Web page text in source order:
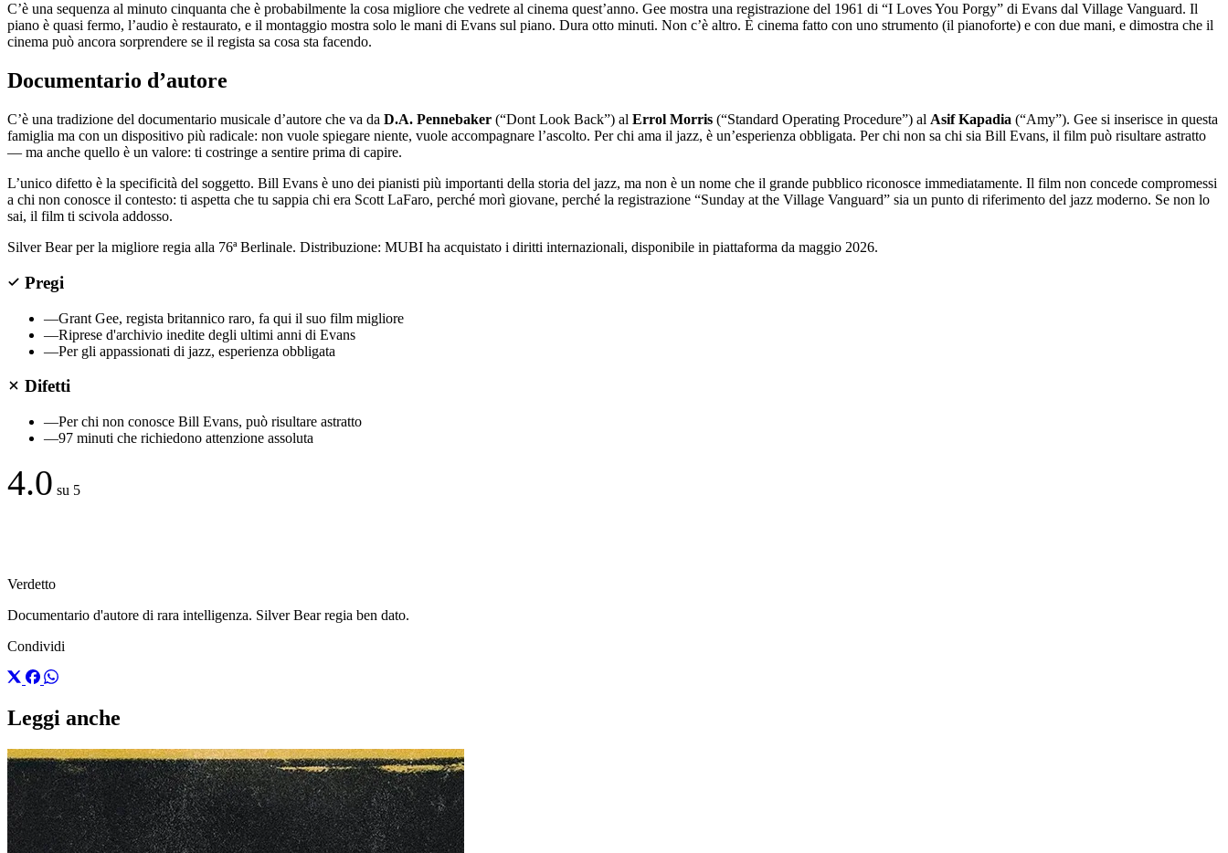
C’è una sequenza al minuto cinquanta che è probabilmente la cosa migliore che vedrete al cinema quest’anno. Gee mostra una registrazione del 1961 di “I Loves You Porgy” di Evans dal Village Vanguard. Il
piano è quasi fermo, l’audio è restaurato, e il montaggio mostra solo le mani di Evans sul piano. Dura otto minuti. Non c’è altro. È cinema fatto con uno strumento (il pianoforte) e con due mani, e dimostra che il
cinema può ancora sorprendere se il regista sa cosa sta facendo.
Documentario d’autore
C’è una tradizione del documentario musicale d’autore che va da D.A. Pennebaker (“Dont Look Back”) al Errol Morris (“Standard Operating Procedure”) al Asif Kapadia (“Amy”). Gee si inserisce in questa
famiglia ma con un dispositivo più radicale: non vuole spiegare niente, vuole accompagnare l’ascolto. Per chi ama il jazz, è un’esperienza obbligata. Per chi non sa chi sia Bill Evans, il film può risultare astratto
— ma anche quello è un valore: ti costringe a sentire prima di capire.
L’unico difetto è la specificità del soggetto. Bill Evans è uno dei pianisti più importanti della storia del jazz, ma non è un nome che il grande pubblico riconosce immediatamente. Il film non concede compromessi
a chi non conosce il contesto: ti aspetta che tu sappia chi era Scott LaFaro, perché morì giovane, perché la registrazione “Sunday at the Village Vanguard” sia un punto di riferimento del jazz moderno. Se non lo
sai, il film ti scivola addosso.
Silver Bear per la migliore regia alla 76ª Berlinale. Distribuzione: MUBI ha acquistato i diritti internazionali, disponibile in piattaforma da maggio 2026.
Pregi
—Grant Gee, regista britannico raro, fa qui il suo film migliore
—Riprese d'archivio inedite degli ultimi anni di Evans
—Per gli appassionati di jazz, esperienza obbligata
Difetti
—Per chi non conosce Bill Evans, può risultare astratto
—97 minuti che richiedono attenzione assoluta
4.0 su 5
Verdetto
Documentario d'autore di rara intelligenza. Silver Bear regia ben dato.
Condividi
Leggi anche